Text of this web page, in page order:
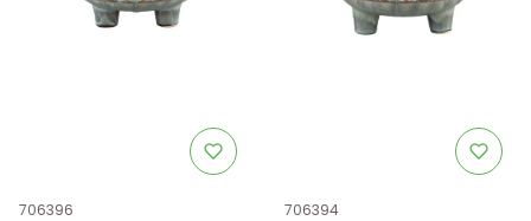
Kod produktu
706396 Kod produktu
706394